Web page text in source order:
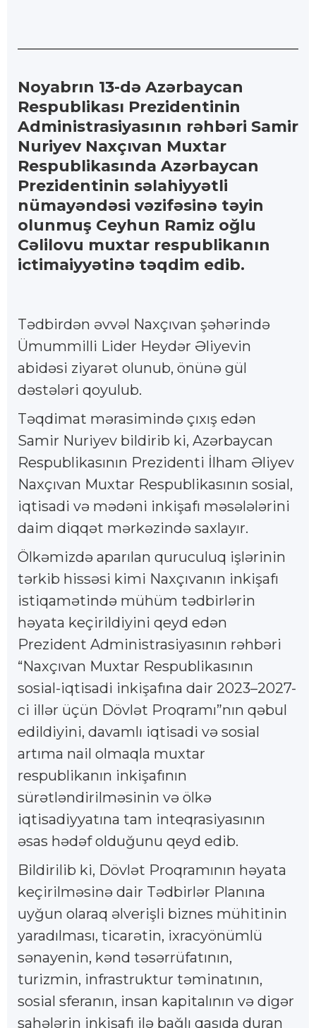
Noyabrın 13-də Azərbaycan
Respublikası Prezidentinin
Administrasiyasının rəhbəri Samir
Nuriyev Naxçıvan Muxtar
Respublikasında Azərbaycan
Prezidentinin səlahiyyətli
nümayəndəsi vəzifəsinə təyin
olunmuş Ceyhun Ramiz oğlu
Cəlilovu muxtar respublikanın
ictimaiyyətinə təqdim edib.
Tədbirdən əvvəl Naxçıvan şəhərində
Ümummilli Lider Heydər Əliyevin
abidəsi ziyarət olunub, önünə gül
dəstələri qoyulub.
Təqdimat mərasimində çıxış edən
Samir Nuriyev bildirib ki, Azərbaycan
Respublikasının Prezidenti İlham Əliyev
Naxçıvan Muxtar Respublikasının sosial,
iqtisadi və mədəni inkişafı məsələlərini
daim diqqət mərkəzində saxlayır.
Ölkəmizdə aparılan quruculuq işlərinin
tərkib hissəsi kimi Naxçıvanın inkişafı
istiqamətində mühüm tədbirlərin
həyata keçirildiyini qeyd edən
Prezident Administrasiyasının rəhbəri
“Naxçıvan Muxtar Respublikasının
sosial-iqtisadi inkişafına dair 2023–2027-
ci illər üçün Dövlət Proqramı”nın qəbul
edildiyini, davamlı iqtisadi və sosial
artıma nail olmaqla muxtar
respublikanın inkişafının
sürətləndirilməsinin və ölkə
iqtisadiyyatına tam inteqrasiyasının
əsas hədəf olduğunu qeyd edib.
Bildirilib ki, Dövlət Proqramının həyata
keçirilməsinə dair Tədbirlər Planına
uyğun olaraq əlverişli biznes mühitinin
yaradılması, ticarətin, ixracyönümlü
sənayenin, kənd təsərrüfatının,
turizmin, infrastruktur təminatının,
sosial sferanın, insan kapitalının və digər
sahələrin inkişafı ilə bağlı qaşıda duran